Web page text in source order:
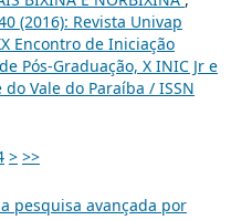
(2016): Revista Univap
Encontro de Iniciação
Pós-Graduação, X INIC Jr e
Vale do Paraíba / ISSN
> >>
pesquisa avançada por